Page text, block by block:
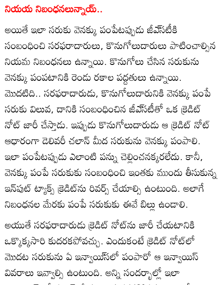
నియయ నిబంధనలున్నాయ్‌..
అయితే ఇలా సరుకు వెనక్కు పంపేటప్పుడు జీఎ్‌సటీకి
సంబంధించి సరఫరాదారులు, కొనుగోలుదారులు పాటించాల్సిన
నియమ నిబంధనలు ఉన్నాయి. కొనుగోలు చేసిన సరుకును
వెనక్కు పంపటానికి రెండు రకాల పద్దతులు ఉన్నాయి.
మొదటిది.. సరఫరాదారుడు, కొనుగోలుదారునికి వెనక్కు పంపే
సరుకు విలువ, దానికి సంబంధించిన జీఎ్‌సటీతో ఒక క్రెడిట్‌
నోట్‌ జారీ చేస్తాడు. ఇప్పుడు కొనుగోలుదారుడు ఆ క్రెడిట్‌ నోట్‌
ఆధారంగా డెలివరీ చలాన్‌ మీద సరుకును వెనక్కు పంపాలి.
ఇలా పంపేటప్పుడు ఎలాంటి పన్ను చెల్లించనక్కరలేదు. కానీ,
వెనక్కు పంపే సరుకుకు సంబంధించి ఇంతకు ముందు తీసుకున్న
ఇన్‌పుట్‌ ట్యాక్స్‌ క్రెడిట్‌ను రివర్స్‌ చేయాల్సి ఉంటుంది. అలాగే
నిబంధనల మేరకు పంపే సరుకుకు ఈవే బిల్లు ఉండాలి.
అయుతే సరఫరాదారుడు క్రెడిట్‌ నోట్‌ను జారీ చేయటానికి
ఒక్కొక్కసారి కుదరకపోవచ్చు. ఎందుకంటే క్రెడిట్‌ నోట్‌లో
మొదట సరుకును ఏ ఇన్వాయి్‌సలో పంపారో ఆ ఇన్వాయిస్‌
వివరాలు ఇవ్వాల్సి ఉంటుంది. అన్ని సందర్భాల్లో ఇలా